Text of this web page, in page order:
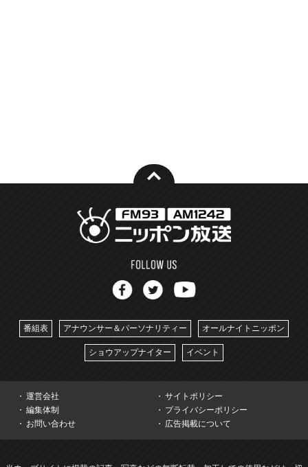
番組表 アナウンサー＆パーソナリティー オールナイトニッポン
ショウアップナイター イベント
運営会社
サイトポリシー
編集体制
プライバシーポリシー
お問い合わせ
広告掲載について